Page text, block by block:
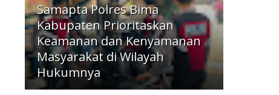
Samapta Polres Bima
Kabupaten Prioritaskan
Keamanan dan Kenyamanan
Masyarakat di Wilayah
Hukumnya